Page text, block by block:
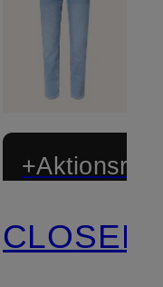
Zertifiziert
CLOSED